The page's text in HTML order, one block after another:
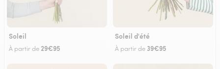
Soleil
À partir de29€95
Soleil d'été
À partir de 39€95